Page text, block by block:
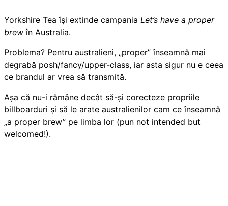
Yorkshire Tea își extinde campania Let’s have a proper
brewîn Australia.
Problema? Pentru australieni, „proper” înseamnă mai
degrabă posh/fancy/upper-class, iar asta sigur nu e ceea
ce brandul ar vrea să transmită.
Așa că nu-i rămâne decât să-și corecteze propriile
billboarduri și să le arate australienilor cam ce înseamnă
„a proper brew” pe limba lor (pun not intended but
welcomed!).